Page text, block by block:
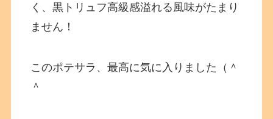
く、黒トリュフ高級感溢れる風味がたまり
ません！
このポテサラ、最高に気に入りました（＾
＾